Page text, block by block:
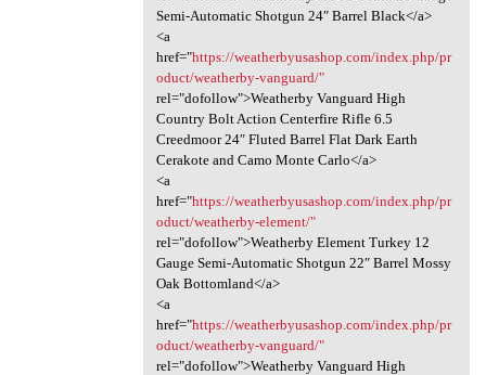
Semi-Automatic Shotgun 24″ Barrel Black</a>
<a
href="https://weatherbyusashop.com/index.php/pr
oduct/weatherby-vanguard/"
rel="dofollow">Weatherby Vanguard High
Country Bolt Action Centerfire Rifle 6.5
Creedmoor 24″ Fluted Barrel Flat Dark Earth
Cerakote and Camo Monte Carlo</a>
<a
href="https://weatherbyusashop.com/index.php/pr
oduct/weatherby-element/"
rel="dofollow">Weatherby Element Turkey 12
Gauge Semi-Automatic Shotgun 22″ Barrel Mossy
Oak Bottomland</a>
<a
href="https://weatherbyusashop.com/index.php/pr
oduct/weatherby-vanguard/"
rel="dofollow">Weatherby Vanguard High